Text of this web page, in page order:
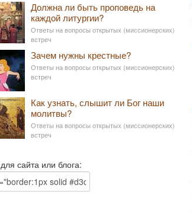
Должна ли быть проповедь на
каждой литургии?
Ответы на вопросы открытых (миссионерских)
встреч
Зачем нужны крестные?
Ответы на вопросы открытых (миссионерских)
встреч
Как узнать, слышит ли Бог наши
молитвы?
Ответы на вопросы открытых (миссионерских)
встреч
сайта или блога: